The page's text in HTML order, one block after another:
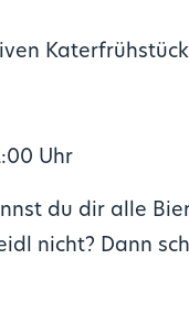
Uhr
du dir alle
nicht? Dann